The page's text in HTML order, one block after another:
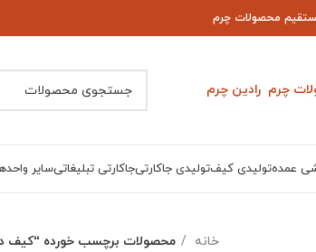
مستقیم محصولات چرم
چرم رادین چرم
عمدهتولیدی کیفتولیدی جاکارتیجاکارتی تبلیغاتیسایر
خانه محصولات برچسب خورده “کیف